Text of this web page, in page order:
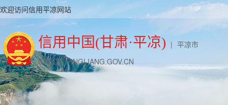
欢迎访问信用平凉网站
信用中国(甘肃·平凉) | 平凉市
CREDIT.PINGLIANG.GOV.CN